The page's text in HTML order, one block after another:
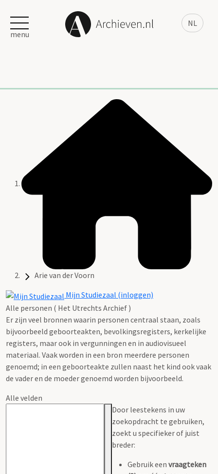
NL
menu
Arie van der Voorn
Mijn Studiezaal (inloggen)
Alle personen ( Het Utrechts Archief )
Er zijn veel bronnen waarin personen centraal staan, zoals
bijvoorbeeld geboorteakten, bevolkingsregisters, kerkelijke
registers, maar ook in vergunningen en in audiovisueel
materiaal. Vaak worden in een bron meerdere personen
genoemd; in een geboorteakte zullen naast het kind ook vaak
de vader en de moeder genoemd worden bijvoorbeeld.
Alle velden
Door leestekens in uw
zoekopdracht te gebruiken,
zoekt u specifieker of juist
breder:
Gebruik een vraagteken